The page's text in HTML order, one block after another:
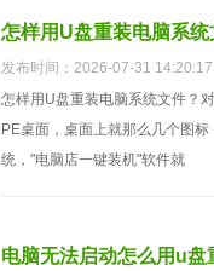
怎样用U盘重装电脑系
发布时间：2026-07-31 14:20:17
怎样用U盘重装电脑系统文件？
PE桌面，桌面上就那么几个图
统，"电脑店一键装机"软件就
电脑无法启动怎么用u